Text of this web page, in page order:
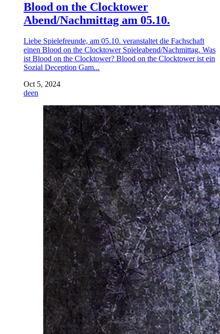
Blood on the Clocktower
Abend/Nachmittag am 05.10.
Liebe Spielefreunde, am 05.10. veranstaltet die Fachschaft
einen Blood on the Clocktower Spieleabend/Nachmittag. Was
ist Blood on the Clocktower? Blood on the Clocktower ist ein
Sozial Deception Gam...
Oct 5, 2024
deen